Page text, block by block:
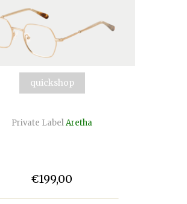
quickshop
Private LabelAretha
€199,00